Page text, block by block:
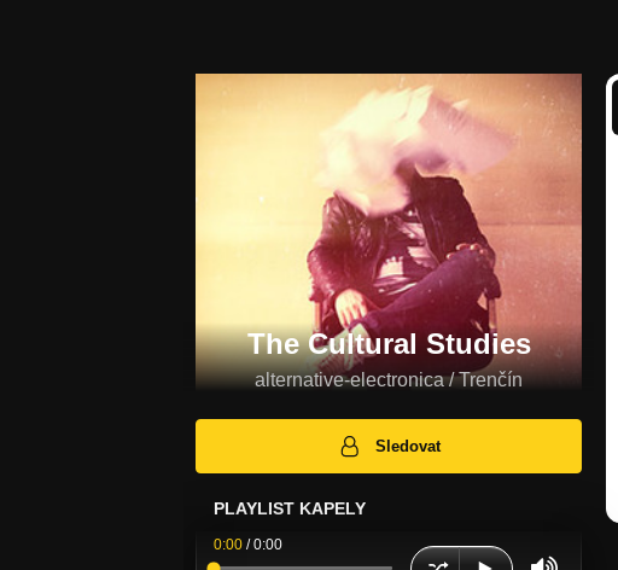
The Cultural Studies
alternative-electronica / Trenčín
Sledovat
PLAYLIST KAPELY
0:00 /0:00